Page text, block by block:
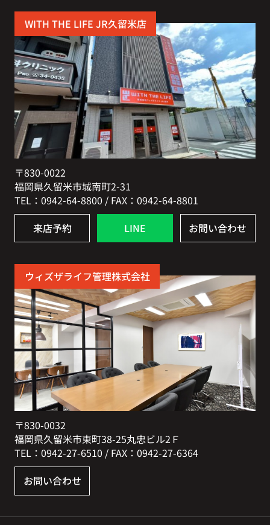
WITH THE LIFE JR久留米店
〒830-0022
福岡県久留米市城南町2-31
TEL：0942-64-8800 / FAX：0942-64-8801
来店予約 LINE お問い合わせ
ウィズザライフ管理株式会社
〒830-0032
福岡県久留米市東町38-25丸忠ビル2Ｆ
TEL：0942-27-6510 / FAX：0942-27-6364
お問い合わせ